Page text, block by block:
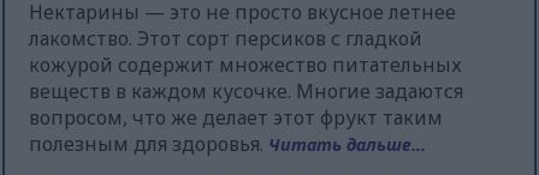
Нектарины — это не просто вкусное летнее
лакомство. Этот сорт персиков с гладкой
кожурой содержит множество питательных
веществ в каждом кусочке. Многие задаются
вопросом, что же делает этот фрукт таким
полезным для здоровья. Читать дальше...